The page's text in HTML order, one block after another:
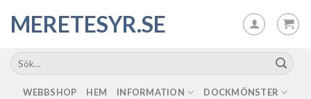
MERETESYR.SE
WEBBSHOP HEM INFORMATION DOCKMÖNSTER